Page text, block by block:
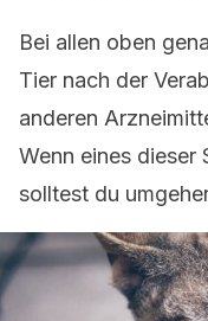
Bei allen oben
Tier nach der
anderen
Wenn eines dieser
solltest du